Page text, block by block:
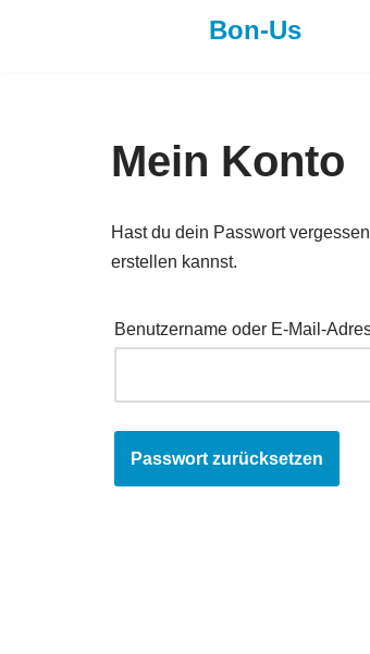
Bon-Us
Mein Konto
Hast du dein Passwort
erstellen kannst.
Benutzername oder E-Mail-
Passwort zurücksetzen